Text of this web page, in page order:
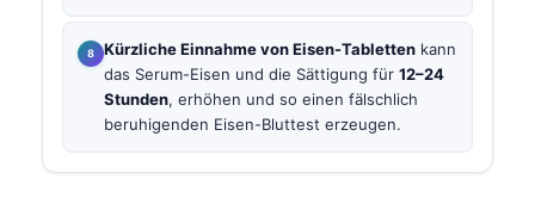
Kürzliche Einnahme von Eisen-Tabletten kann
das Serum-Eisen und die Sättigung für 12–24
Stunden, erhöhen und so einen fälschlich
beruhigenden Eisen-Bluttest erzeugen.